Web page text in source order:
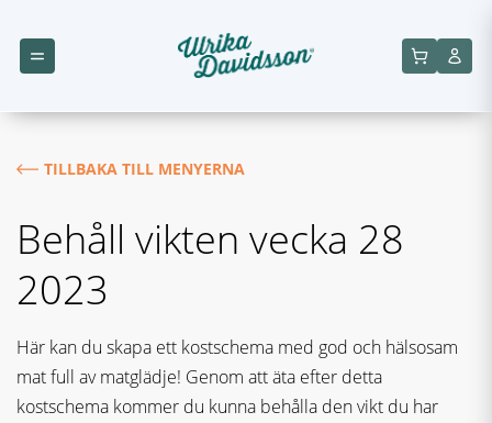
TILLBAKA TILL MENYERNA
Behåll vikten vecka 28
2023
Här kan du skapa ett kostschema med god och hälsosam
mat full av matglädje! Genom att äta efter detta
kostschema kommer du kunna behålla den vikt du har